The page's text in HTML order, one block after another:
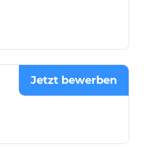
Jetzt bewerben